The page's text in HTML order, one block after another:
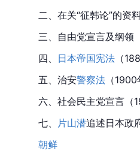
二、在关“征韩论”的资
三、 自由党宣言及纲领
四、 日本帝国宪法 （
五、治安警察法 （
六、社会民主党宣言（
七、
片山潜追述日本政
朝鲜